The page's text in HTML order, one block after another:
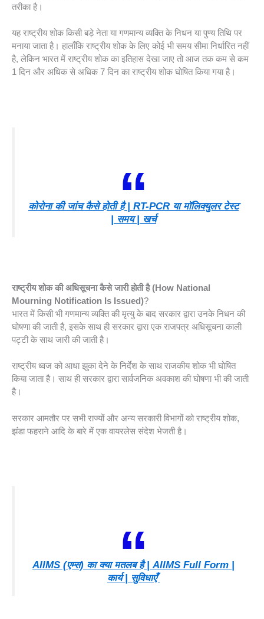
तरीका है।
यह राष्ट्रीय शोक किसी बड़े नेता या गणमान्य व्यक्ति के निधन या पुण्य तिथि पर
मनाया जाता है। हालाँकि राष्ट्रीय शोक के लिए कोई भी समय सीमा निर्धारित नहीं
है, लेकिन भारत में राष्ट्रीय शोक का इतिहास देखा जाए तो आज तक कम से कम
1 दिन और अधिक से अधिक 7 दिन का राष्ट्रीय शोक घोषित किया गया है।
कोरोना की जांच कैसे होती है | RT-PCR या मॉलिक्युलर टेस्ट
| समय | खर्च
राष्ट्रीय शोक की अधिसूचना कैसे जारी होती है (How National
Mourning Notification Is Issued)?
भारत में किसी भी गणमान्य व्यक्ति की मृत्यु के बाद सरकार द्वारा उनके निधन की
घोषणा की जाती है, इसके साथ ही सरकार द्वारा एक राजपत्र अधिसूचना काली
पट्टी के साथ जारी की जाती है।
राष्ट्रीय ध्वज को आधा झुका देने के निर्देश के साथ राजकीय शोक भी घोषित
किया जाता है। साथ ही सरकार द्वारा सार्वजनिक अवकाश की घोषणा भी की जाती
है।
सरकार आमतौर पर सभी राज्यों और अन्य सरकारी विभागों को राष्ट्रीय शोक,
झंडा फहराने आदि के बारे में एक वायरलेस संदेश भेजती है।
AIIMS (एम्स) का क्या मतलब है | AIIMS Full Form |
कार्य | सुविधाएँ